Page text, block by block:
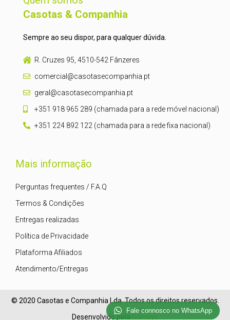
Casotas & Companhia
Sempre ao seu dispor, para qualquer dúvida.
R. Cruzes 95, 4510-542 Fânzeres
comercial@casotasecompanhia.pt
geral@casotasecompanhia.pt
+351 918 965 289 (chamada para a rede móvel nacional)
+351 224 892 122 (chamada para a rede fixa nacional)
Mais informação
Perguntas frequentes / F.A.Q
Termos & Condições
Entregas realizadas
Política de Privacidade
Plataforma Afiliados
Atendimento/Entregas
© 2020 Casotas e Companhia Lda. Todos os direitos reservados.
Desenvolvido pela
Fale connosco no WhatsApp